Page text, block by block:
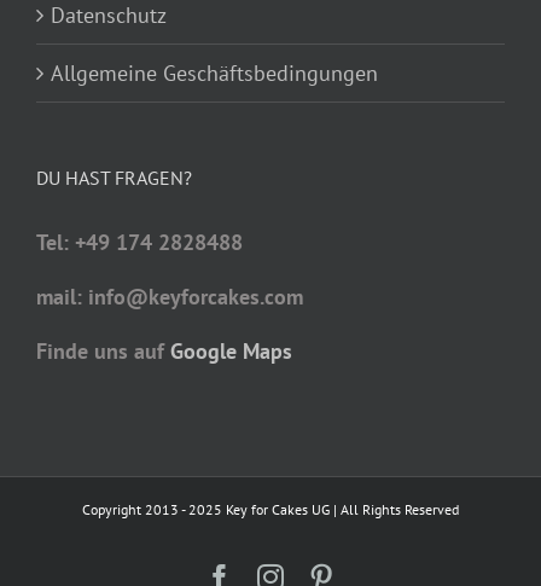
Datenschutz
Allgemeine Geschäftsbedingungen
DU HAST FRAGEN?
Tel: +49 174 2828488
mail: info@keyforcakes.com
Finde uns auf Google Maps
Copyright 2013 - 2025 Key for Cakes UG | All Rights Reserved
Facebook
Instagram